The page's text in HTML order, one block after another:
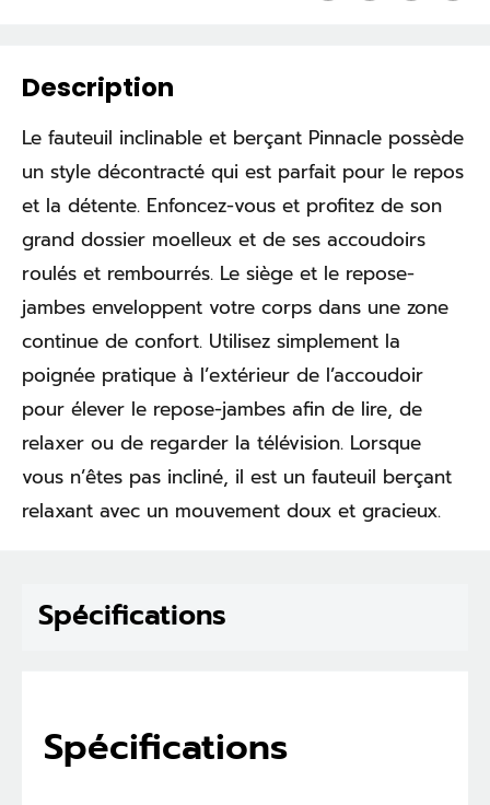
Description
Le fauteuil inclinable et berçant Pinnacle possède
un style décontracté qui est parfait pour le repos
et la détente. Enfoncez-vous et profitez de son
grand dossier moelleux et de ses accoudoirs
roulés et rembourrés. Le siège et le repose-
jambes enveloppent votre corps dans une zone
continue de confort. Utilisez simplement la
poignée pratique à l’extérieur de l’accoudoir
pour élever le repose-jambes afin de lire, de
relaxer ou de regarder la télévision. Lorsque
vous n’êtes pas incliné, il est un fauteuil berçant
relaxant avec un mouvement doux et gracieux.
Spécifications
Spécifications